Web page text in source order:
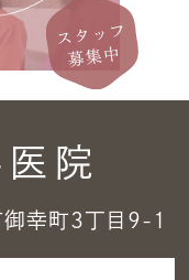
院
幸町3丁目9-1